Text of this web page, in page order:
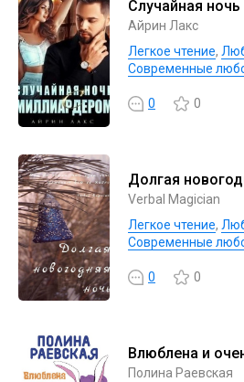
Случайная
Айрин Лакс
Легкое чтение,
Современные
0 0
Долгая
Verbal Magician
Легкое чтение,
Современные
0 0
Влюблена и
Полина Раевская